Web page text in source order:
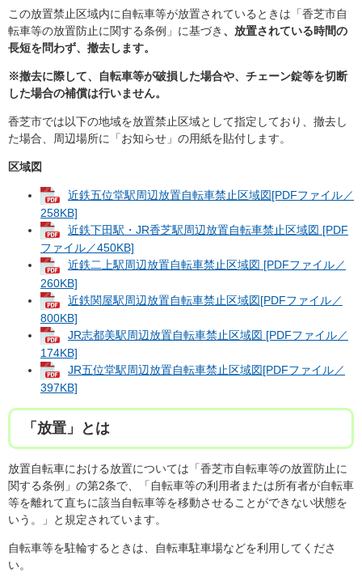
この放置禁止区域内に自転車等が放置されているときは「香芝市自
転車等の放置防止に関する条例」に基づき 、放置されている時間の
長短を問わず、撤去します。
※撤去に際して、自転車等が破損した場合や、チェーン錠等を切断
した場合の補償は行いません。
香芝市では以下の地域を放置禁止区域として指定しており、撤去し
た場合、周辺場所に「お知らせ」の用紙を貼付します。
区域図
近鉄五位堂駅周辺放置自転車禁止区域図[PDFファイル／
258KB]
近鉄下田駅・JR香芝駅周辺放置自転車禁止区域図 [PDF
ファイル／450KB]
近鉄二上駅周辺放置自転車禁止区域図 [PDFファイル／
260KB]
近鉄関屋駅周辺放置自転車禁止区域図[PDFファイル／
800KB]
JR志都美駅周辺放置自転車禁止区域図 [PDFファイル／
174KB]
JR五位堂駅周辺放置自転車禁止区域図[PDFファイル／
397KB]
「放置」とは
放置自転車における放置については「香芝市自転車等の放置防止に
関する条例」の第2条で、「自転車等の利用者または所有者が自転車
等を離れて直ちに該当自転車等を移動させることができない状態を
いう。」と規定されています。
自転車等を駐輪するときは、自転車駐車場などを利用してくださ
い。